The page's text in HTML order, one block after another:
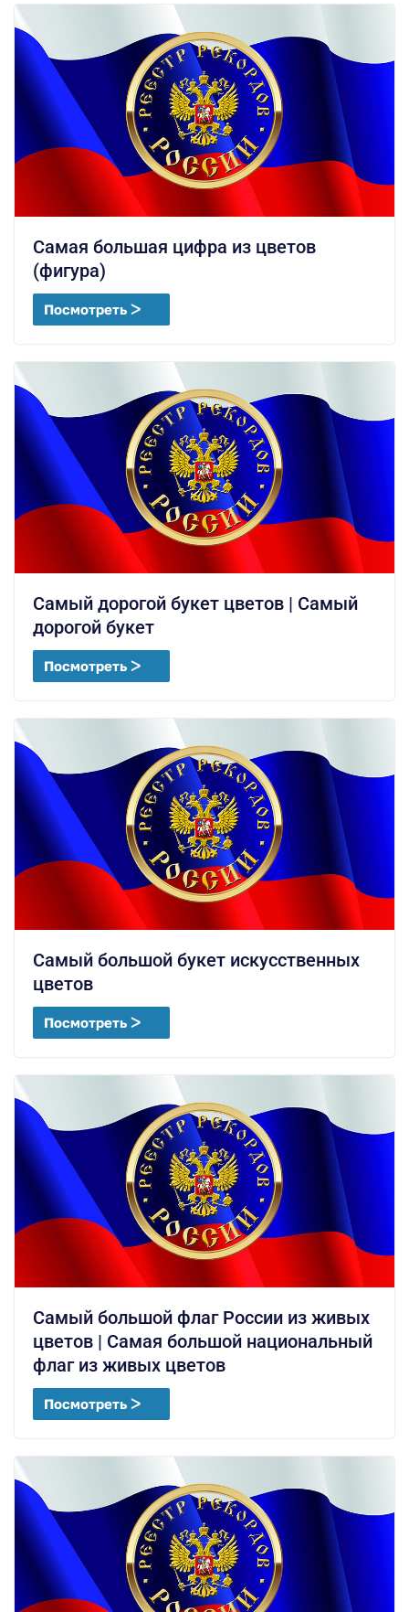
Самая большая цифра из цветов
(фигура)
Посмотреть ᐳ
Самый дорогой букет цветов | Самый
дорогой букет
Посмотреть ᐳ
Самый большой букет искусственных
цветов
Посмотреть ᐳ
Самый большой флаг России из живых
цветов | Самая большой национальный
флаг из живых цветов
Посмотреть ᐳ